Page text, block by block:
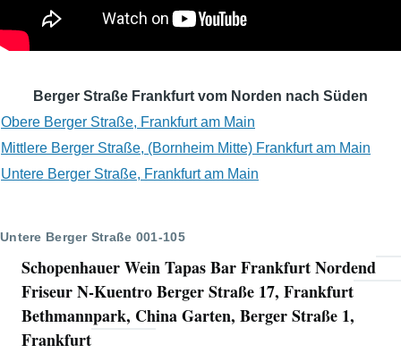
Berger Straße Frankfurt vom Norden nach Süden
Obere Berger Straße, Frankfurt am Main
Mittlere Berger Straße, (Bornheim Mitte) Frankfurt am Main
Untere Berger Straße, Frankfurt am Main
Untere Berger Straße 001-105
Schopenhauer Wein Tapas Bar Frankfurt Nordend
Friseur N-Kuentro Berger Straße 17, Frankfurt
Bethmannpark, China Garten, Berger Straße 1,
Frankfurt